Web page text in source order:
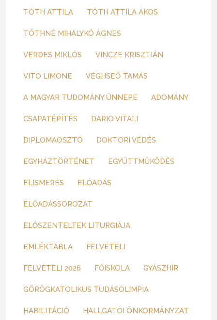
TÓTH ATTILA TÓTH ATTILA ÁKOS
TÓTHNÉ MIHÁLYKÓ ÁGNES
VERDES MIKLÓS VINCZE KRISZTIÁN
VITO LIMONE VÉGHSEŐ TAMÁS
A MAGYAR TUDOMÁNY ÜNNEPE ADOMÁNY
CSAPATÉPÍTÉS DARIO VITALI
DIPLOMAOSZTÓ DOKTORI VÉDÉS
EGYHÁZTÖRTÉNET EGYÜTTMŰKÖDÉS
ELISMERÉS ELŐADÁS
ELŐADÁSSOROZAT
ELŐSZENTELTEK LITURGIÁJA
EMLÉKTÁBLA FELVÉTELI
FELVÉTELI 2026 FŐISKOLA GYÁSZHÍR
GÖRÖGKATOLIKUS TUDÁSOLIMPIA
HABILITÁCIÓ HALLGATÓI ÖNKORMÁNYZAT